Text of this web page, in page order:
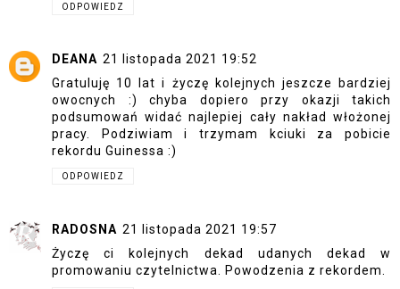
ODPOWIEDZ
DEANA 21 listopada 2021 19:52
Gratuluję 10 lat i życzę kolejnych jeszcze bardziej
owocnych :) chyba dopiero przy okazji takich
podsumowań widać najlepiej cały nakład włożonej
pracy. Podziwiam i trzymam kciuki za pobicie
rekordu Guinessa :)
ODPOWIEDZ
RADOSNA 21 listopada 2021 19:57
Życzę ci kolejnych dekad udanych dekad w
promowaniu czytelnictwa. Powodzenia z rekordem.